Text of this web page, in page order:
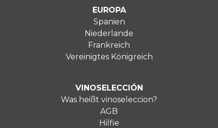
EUROPA
Spanien
Niederlande
Frankreich
Vereinigtes Königreich
VINOSELECCIÓN
Was heißt vinoseleccion?
AGB
Hilfie